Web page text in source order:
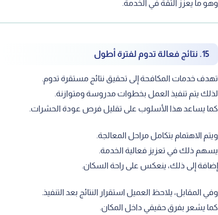
ما يعزز الثقة في الخدمة.
15. نتائج فعالة تدوم لفترة أطول
خدمات المكافحة إلى تحقيق نتائج مستقرة تدوم.
يتم تنفيذ العمل بخطوات مدروسة ومتوازنة.
يساعد هذا الأسلوب على تقليل فرص عودة الحشرات.
الاهتمام بتكامل مراحل المعالجة.
ذلك في تعزيز فعالية الخدمة.
إلى ذلك، ينعكس على راحة السكان.
المقابل، يلاحظ العميل استقرار النتائج بعد التنفيذ.
يشعر بفرق حقيقي داخل المكان.